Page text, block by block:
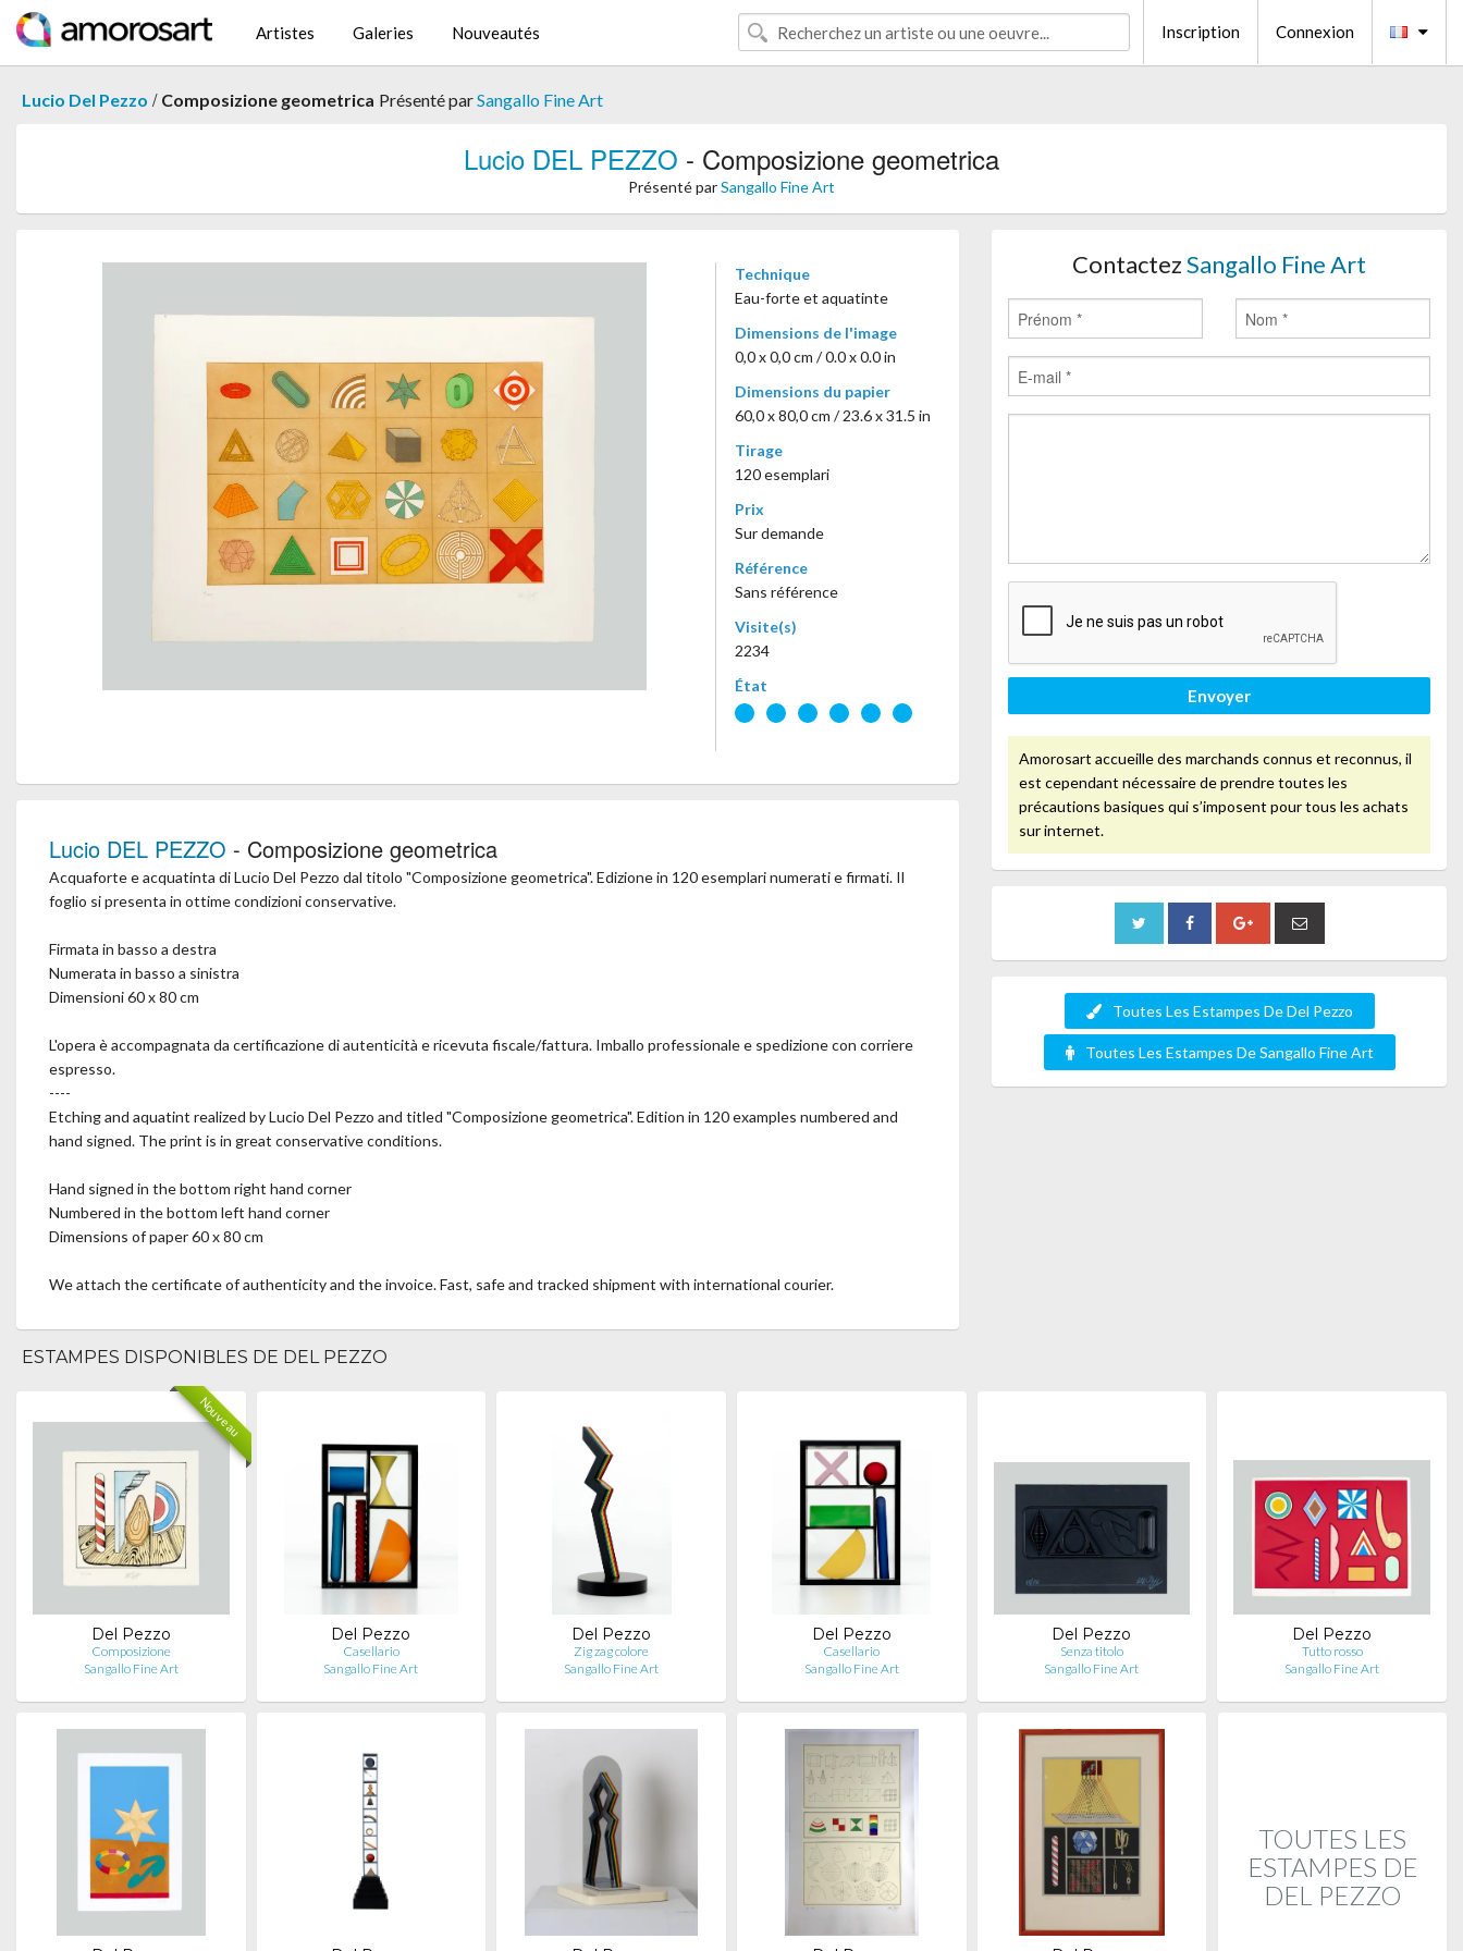
Artistes Galeries Nouveautés Inscription Connexion
Lucio Del Pezzo / Composizione geometrica Présenté parSangallo Fine Art
Lucio DEL PEZZO - Composizione geometrica
Présenté parSangallo Fine Art
Technique
Eau-forte et aquatinte
Dimensions de l'image
0,0 x 0,0 cm / 0.0 x 0.0 in
Dimensions du papier
60,0 x 80,0 cm / 23.6 x 31.5 in
Tirage
120 esemplari
Prix
Sur demande
Référence
Sans référence
Visite(s)
2234
État
Lucio DEL PEZZO - Composizione geometrica
Acquaforte e acquatinta di Lucio Del Pezzo dal titolo "Composizione geometrica". Edizione in 120 esemplari numerati e firmati. Il
foglio si presenta in ottime condizioni conservative.
Firmata in basso a destra
Numerata in basso a sinistra
Dimensioni 60 x 80 cm
L'opera è accompagnata da certificazione di autenticità e ricevuta fiscale/fattura. Imballo professionale e spedizione con corriere
espresso.
----
Etching and aquatint realized by Lucio Del Pezzo and titled "Composizione geometrica". Edition in 120 examples numbered and
hand signed. The print is in great conservative conditions.
Hand signed in the bottom right hand corner
Numbered in the bottom left hand corner
Dimensions of paper 60 x 80 cm
We attach the certificate of authenticity and the invoice. Fast, safe and tracked shipment with international courier.
ContactezSangallo Fine Art
Envoyer
Amorosart accueille des marchands connus et reconnus, il
est cependant nécessaire de prendre toutes les
précautions basiques qui s’imposent pour tous les achats
sur internet.
Toutes Les Estampes De Del Pezzo
Toutes Les Estampes De Sangallo Fine Art
ESTAMPES DISPONIBLES DE DEL PEZZO
Nouveau
Del Pezzo
Composizione
Sangallo Fine Art
Del Pezzo
Casellario
Sangallo Fine Art
Del Pezzo
Zig zag colore
Sangallo Fine Art
Del Pezzo
Casellario
Sangallo Fine Art
Del Pezzo
Senza titolo
Sangallo Fine Art
Del Pezzo
Tutto rosso
Sangallo Fine Art
TOUTES LES
ESTAMPES DE
DEL PEZZO